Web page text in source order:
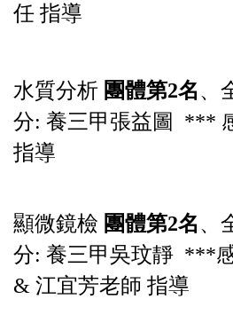
任 指導
水質分析 團體第2名、
分: 養三甲張益圖 ***
指導
顯微鏡檢 團體第2名、
分: 養三甲吳玟靜 ***
& 江宜芳老師 指導